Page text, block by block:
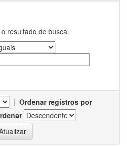
resultado de busca.
| Ordenar registros por